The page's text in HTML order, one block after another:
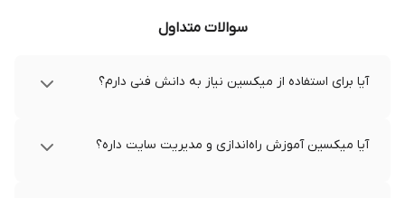
سوالات متداول
آیا برای استفاده از میکسین نیاز به دانش فنی دارم؟
آیا میکسین آموزش راه‌اندازی و مدیریت سایت داره؟